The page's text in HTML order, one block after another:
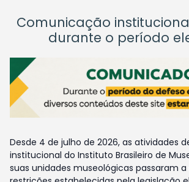
Comunicação
durante o período
Desde 4 de julho de 2026, as atividades
institucional do Instituto Brasileiro de
suas unidades museológicas passaram a